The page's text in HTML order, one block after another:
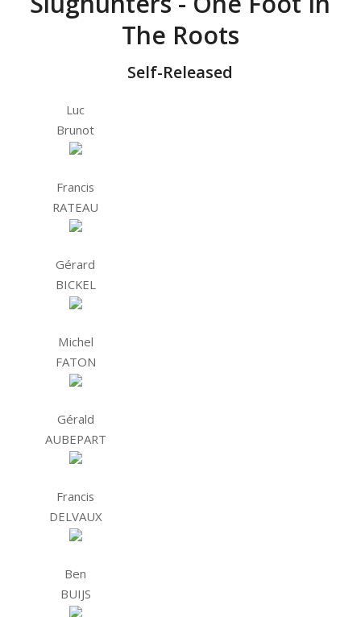
The Roots
Self-Released
Luc
Brunot
Francis
RATEAU
Gérard
BICKEL
Michel
FATON
Gérald
AUBEPART
Francis
DELVAUX
Ben
BUIJS